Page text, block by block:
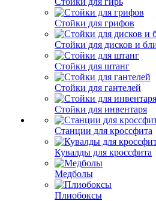
Стойки для грифов
Стойки для дисков и
Стойки для штанг
Стойки для гантелей
Стойки для инвентаря
Станции для кроссфита
Кувалды для кроссфита
Медболы
Плиобоксы